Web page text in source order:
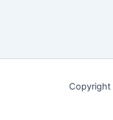
Copyright